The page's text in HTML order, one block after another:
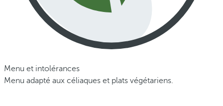
Menu et intolérances
Menu adapté aux céliaques et plats végétariens.